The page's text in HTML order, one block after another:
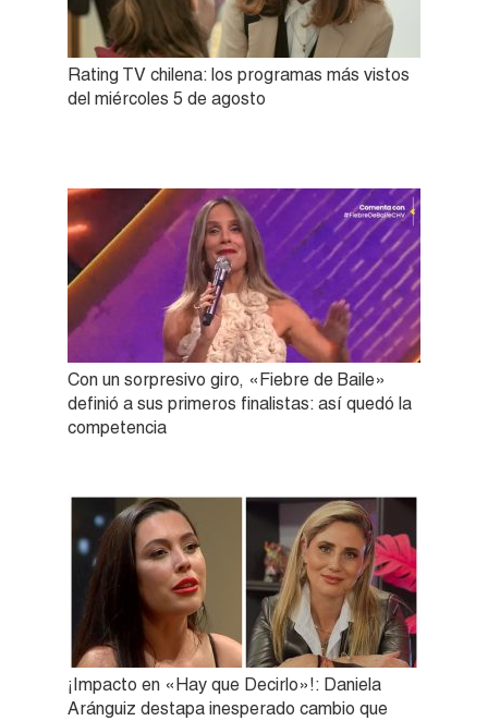
Rating TV chilena: los programas más vistos
del miércoles 5 de agosto
Con un sorpresivo giro, «Fiebre de Baile»
definió a sus primeros finalistas: así quedó la
competencia
¡Impacto en «Hay que Decirlo»!: Daniela
Aránguiz destapa inesperado cambio que